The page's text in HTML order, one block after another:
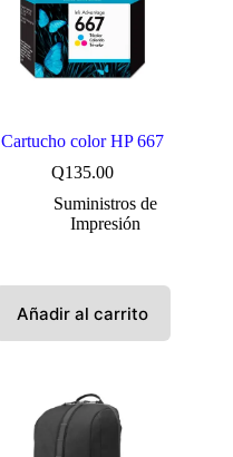
Cartucho color HP 667
Q135.00
Suministros de
Impresión
Añadir al carrito